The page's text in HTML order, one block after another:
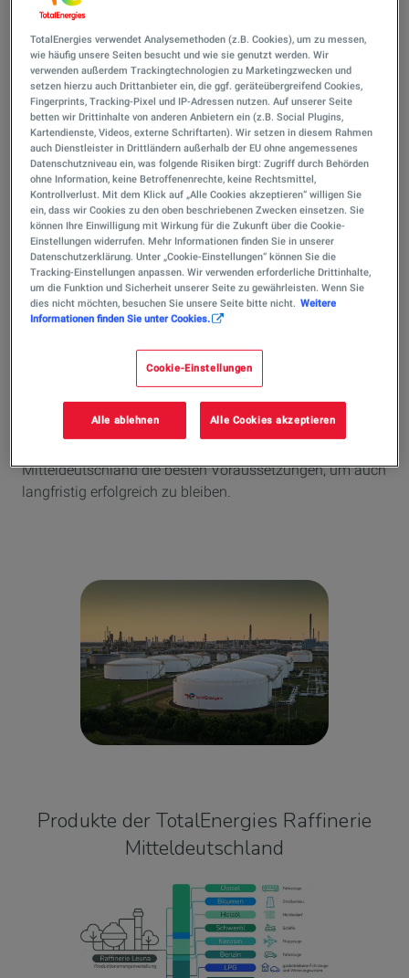
Eingebettet in den größten zusammenhängenden
Chemiepark Europas verarbeitet die Raffinerie jährlich
bis zu 12 Millionen Tonnen Rohöl zu vielfältigen
Produkten, die für unser tägliches Leben unerlässlich
sind. Benzin, Diesel, Heizöl, Flüssiggas, Flugkraftstoffe,
Bitumen, Methanol und viele weitere Spezialprodukte für
die chemische Industrie kommen aus dem Unternehmen,
das die nachhaltige Entwicklung in den Mittelpunkt
seiner Aktivitäten stellt.
Für die Region trägt das Unternehmen sowohl als eines
der umsatzstärksten Unternehmen in Mitteldeutschland,
als auch als systemrelevante Infrastruktureinrichtung
und nicht zuletzt als Motor für innovative technologische
Entwicklungen eine hohe Verantwortung.
Mit einer großartigen Mannschaft, einer modernen
Raffinerie und umfassenden Strategien für eine
Mitteldeutschland die besten Voraussetzungen, um auch
langfristig erfolgreich zu bleiben.
Produkte der TotalEnergies Raffinerie
Mitteldeutschland
TotalEnergies verwendet Analysemethoden (z.B. Cookies), um zu messen,
wie häufig unsere Seiten besucht und wie sie genutzt werden. Wir
verwenden außerdem Trackingtechnologien zu Marketingzwecken und
setzen hierzu auch Drittanbieter ein, die ggf. geräteübergreifend Cookies,
Fingerprints, Tracking-Pixel und IP-Adressen nutzen. Auf unserer Seite
betten wir Drittinhalte von anderen Anbietern ein (z.B. Social Plugins,
Kartendienste, Videos, externe Schriftarten). Wir setzen in diesem Rahmen
auch Dienstleister in Drittländern außerhalb der EU ohne angemessenes
Datenschutzniveau ein, was folgende Risiken birgt: Zugriff durch Behörden
ohne Information, keine Betroffenenrechte, keine Rechtsmittel,
Kontrollverlust. Mit dem Klick auf „Alle Cookies akzeptieren“ willigen Sie
ein, dass wir Cookies zu den oben beschriebenen Zwecken einsetzen. Sie
können Ihre Einwilligung mit Wirkung für die Zukunft über die Cookie-
Einstellungen widerrufen. Mehr Informationen finden Sie in unserer
Datenschutzerklärung. Unter „Cookie-Einstellungen“ können Sie die
Tracking-Einstellungen anpassen. Wir verwenden erforderliche Drittinhalte,
um die Funktion und Sicherheit unserer Seite zu gewährleisten. Wenn Sie
dies nicht möchten, besuchen Sie unsere Seite bitte nicht. Weitere
Informationen finden Sie unter Cookies.
Cookie-Einstellungen
Alle ablehnen Alle Cookies akzeptieren